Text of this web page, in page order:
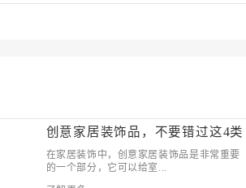
创意家居装饰品，不要错过这4类
在家居装饰中，创意家居装饰品是非常重要
的一个部分，它可以给室...